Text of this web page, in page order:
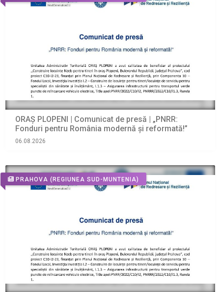
ORAŞ PLOPENI | Comunicat de presă | „PNRR:
Fonduri pentru România modernă și reformată!”
06.08.2026
PRAHOVA (REGIUNEA SUD-MUNTENIA)